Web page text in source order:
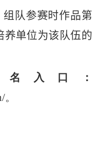
组队参赛时作品第
养单位为该队伍的
入口：
。